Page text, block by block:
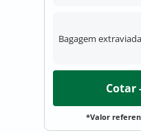
Bagagem extraviada
Cotar
*Valor